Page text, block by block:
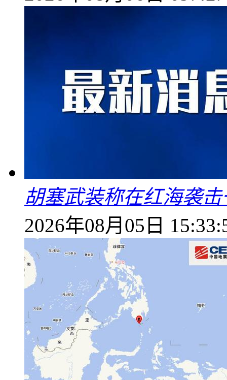
胡塞武装称在红海袭
2026年08月05日